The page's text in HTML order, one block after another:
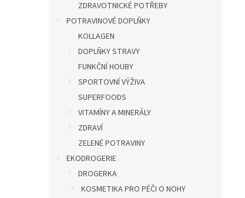
ZDRAVOTNICKÉ POTŘEBY
POTRAVINOVÉ DOPLŇKY
KOLLAGEN
DOPLŇKY STRAVY
FUNKČNÍ HOUBY
SPORTOVNÍ VÝŽIVA
SUPERFOODS
VITAMÍNY A MINERÁLY
ZDRAVÍ
ZELENÉ POTRAVINY
EKODROGERIE
DROGERKA
KOSMETIKA PRO PÉČI O NOHY